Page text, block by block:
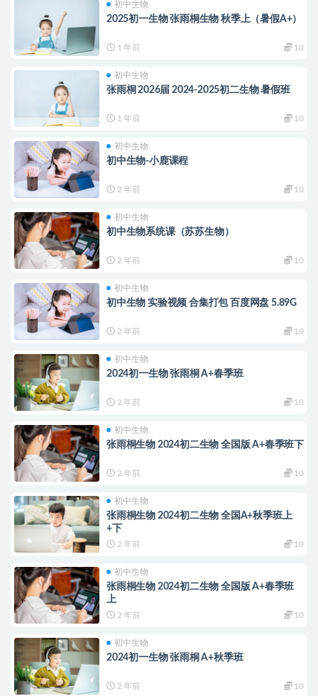
初中生物
2025初一生物 张雨桐生物 秋季上（暑假A+）
1 年前 10
初中生物
张雨桐 2026届 2024-2025初二生物 暑假班
1 年前 10
初中生物
初中生物-小鹿课程
2 年前 10
初中生物
初中生物系统课（苏苏生物）
2 年前 10
初中生物
初中生物 实验视频 合集打包 百度网盘 5.89G
2 年前 10
初中生物
2024初一生物 张雨桐 A+春季班
2 年前 10
初中生物
张雨桐生物 2024初二生物 全国版 A+春季班下
2 年前 10
初中生物
张雨桐生物 2024初二生物 全国A+秋季班上
+下
2 年前 10
初中生物
张雨桐生物 2024初二生物 全国版 A+春季班
上
2 年前 10
初中生物
2024初一生物 张雨桐 A+秋季班
2 年前 10